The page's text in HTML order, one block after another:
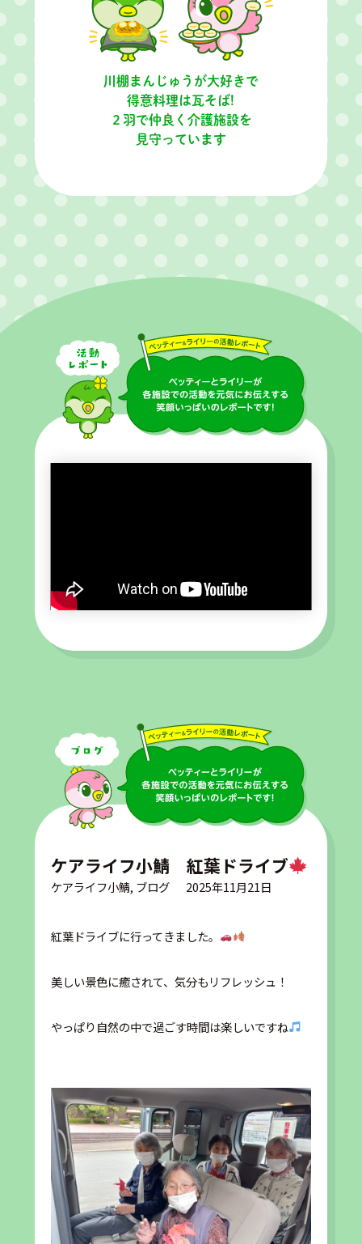
川棚まんじゅうが大好きで
得意料理は瓦そば!
２羽で仲良く介護施設を
見守っています
ケアライフ小鯖 紅葉ドライブ
ケアライフ小鯖, ブログ 2025年11月21日
紅葉ドライブに行ってきました。
美しい景色に癒されて、気分もリフレッシュ！
やっぱり自然の中で過ごす時間は楽しいですね